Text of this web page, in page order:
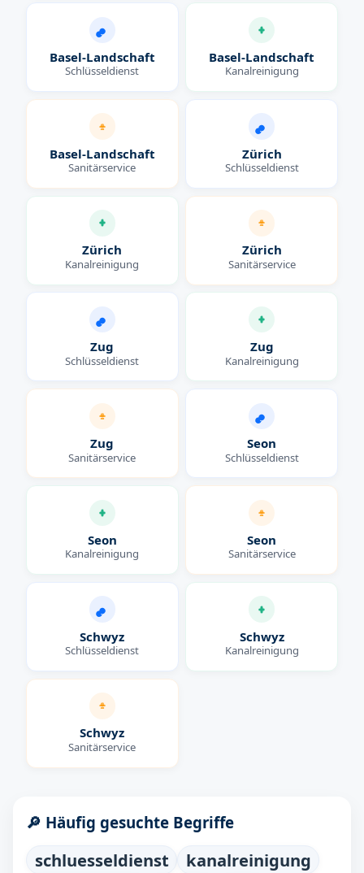
Basel-Landschaft
Schlüsseldienst
Basel-Landschaft
Kanalreinigung
Basel-Landschaft
Sanitärservice
Zürich
Schlüsseldienst
Zürich
Kanalreinigung
Zürich
Sanitärservice
Zug
Schlüsseldienst
Zug
Kanalreinigung
Zug
Sanitärservice
Seon
Schlüsseldienst
Seon
Kanalreinigung
Seon
Sanitärservice
Schwyz
Schlüsseldienst
Schwyz
Kanalreinigung
Schwyz
Sanitärservice
🔎 Häufig gesuchte Begriffe
schluesseldienst kanalreinigung